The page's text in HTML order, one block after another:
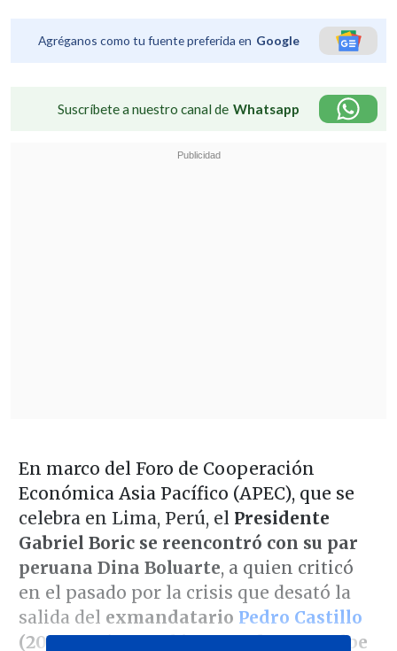
Agréganos como tu fuente preferida en Google
Suscríbete a nuestro canal de Whatsapp
En marco del Foro de Cooperación
Económica Asia Pacífico (APEC), que se
celebra en Lima, Perú, el Presidente
Gabriel Boric se reencontró con su par
peruana Dina Boluarte, a quien criticó
en el pasado por la crisis que desató la
salida del exmandatario Pedro Castillo
(2021-2022) tras el intento de autogolpe